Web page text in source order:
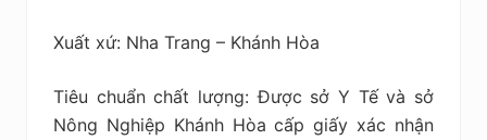
Xuất xứ: Nha Trang – Khánh Hòa
Tiêu chuẩn chất lượng: Được sở Y Tế và sở
Nông Nghiệp Khánh Hòa cấp giấy xác nhận